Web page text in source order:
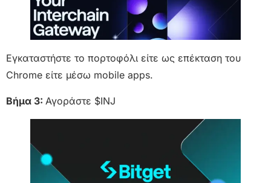
Εγκαταστήστε το πορτοφόλι είτε ως επέκταση του
Chrome είτε μέσω mobile apps.
Βήμα 3: Αγοράστε $INJ